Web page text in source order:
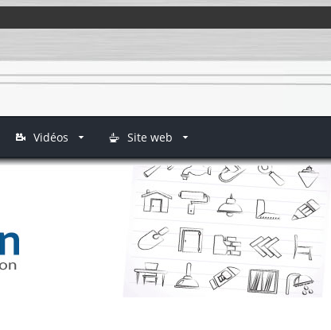
Vidéos Site web